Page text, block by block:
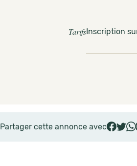
TarifsInscription
Partager cette annonce avec